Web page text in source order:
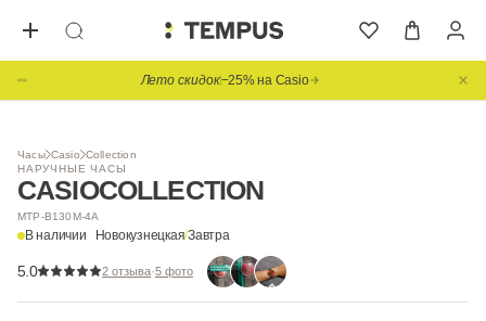
Лето скидок−25% на Casio
Часы Casio Collection
НАРУЧНЫЕ ЧАСЫ
CASIOCOLLECTION
MTP-B130M-4A
В наличии Новокузнецкая/Завтра
5.0 2 отзыва·5 фото